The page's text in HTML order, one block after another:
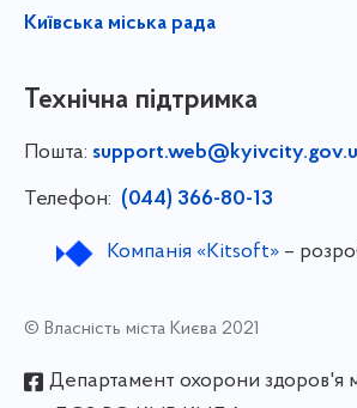
Київська міська рада
Технічна підтримка
Пошта:
Телефон: (044) 366-80-13
Компанія «Kitsoft»–
© Власність міста Києва 2021
Департамент охорони здоров'я